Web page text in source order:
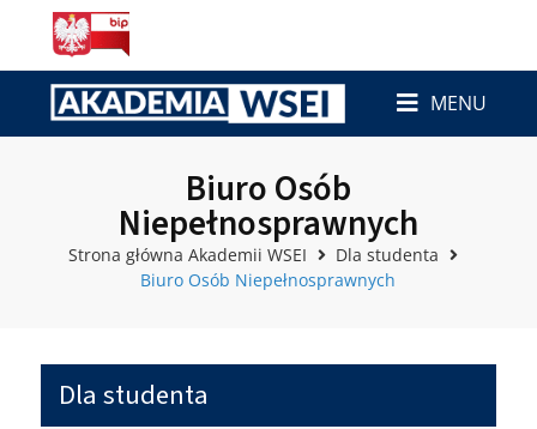
MENU
Biuro Osób
Niepełnosprawnych
Strona główna Akademii WSEI
Dla studenta
Biuro Osób Niepełnosprawnych
Dla studenta